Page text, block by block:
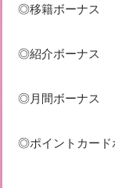
◎移籍ボーナス
◎紹介ボーナス
◎月間ボーナス
◎ポイントカード